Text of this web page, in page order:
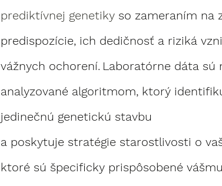
prediktívnej genetiky so zameraním na
predispozície, ich dedičnosť a riziká
vážnych ochorení. Laboratórne dáta sú
analyzované algoritmom, ktorý
jedinečnú genetickú stavbu
a poskytuje stratégie starostlivosti o
ktoré sú špecificky prispôsobené vášmu